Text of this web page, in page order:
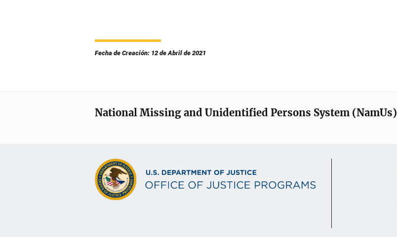
Fecha de Creación: 12 de Abril de 2021
National Missing and Unidentified Persons System (NamUs)